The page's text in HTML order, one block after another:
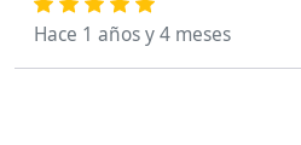
Hace 1 años y 4 meses